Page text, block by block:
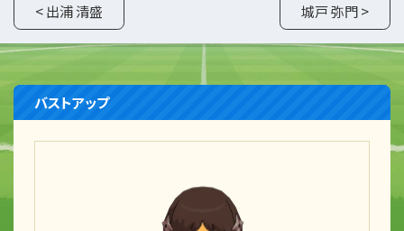
< 出浦 清盛
城戸 弥門 >
バストアップ